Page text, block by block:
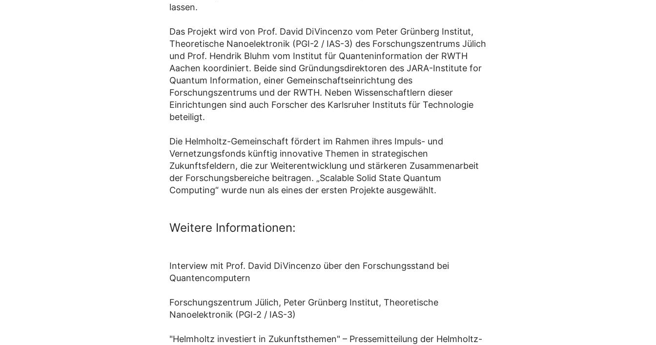
lassen.
Das Projekt wird von Prof. David DiVincenzo vom Peter Grünberg Institut,
Theoretische Nanoelektronik (PGI-2 / IAS-3) des Forschungszentrums Jülich
und Prof. Hendrik Bluhm vom Institut für Quanteninformation der RWTH
Aachen koordiniert. Beide sind Gründungsdirektoren des JARA-Institute for
Quantum Information, einer Gemeinschaftseinrichtung des
Forschungszentrums und der RWTH. Neben Wissenschaftlern dieser
Einrichtungen sind auch Forscher des Karlsruher Instituts für Technologie
beteiligt.
Die Helmholtz-Gemeinschaft fördert im Rahmen ihres Impuls- und
Vernetzungsfonds künftig innovative Themen in strategischen
Zukunftsfeldern, die zur Weiterentwicklung und stärkeren Zusammenarbeit
der Forschungsbereiche beitragen. „Scalable Solid State Quantum
Computing“ wurde nun als eines der ersten Projekte ausgewählt.
Weitere Informationen:
Interview mit Prof. David DiVincenzo über den Forschungsstand bei
Quantencomputern
Forschungszentrum Jülich, Peter Grünberg Institut, Theoretische
Nanoelektronik (PGI-2 / IAS-3)
"Helmholtz investiert in Zukunftsthemen" – Pressemitteilung der Helmholtz-